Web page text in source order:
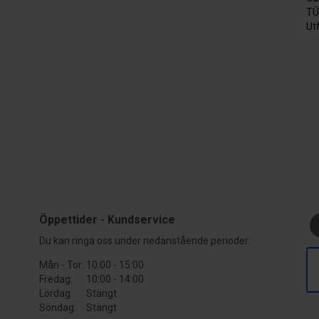
Öppettider - Kundservice
Du kan ringa oss under nedanstående perioder:
Mån - Tor: 10:00 - 15:00
Fredag:
10:00 - 14:00
Lördag
Stängt
Söndag:
Stängt